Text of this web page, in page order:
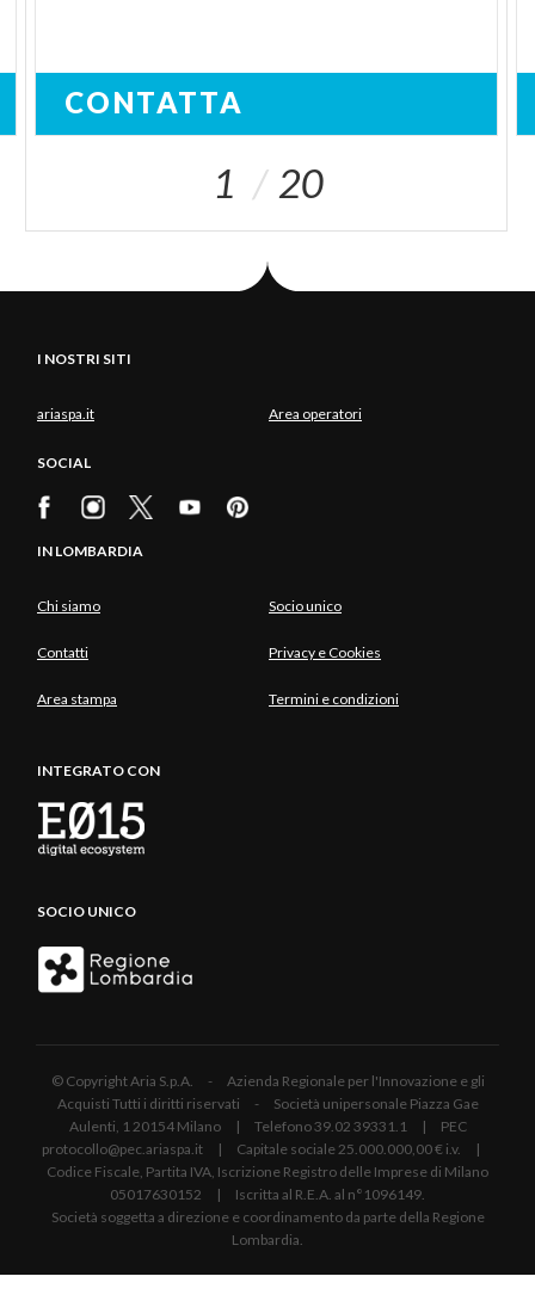
CONTATTA
1 20
I NOSTRI SITI
ariaspa.it Area operatori
SOCIAL
IN LOMBARDIA
Chi siamo Socio unico
Contatti Privacy e Cookies
Area stampa Termini e condizioni
INTEGRATO CON
SOCIO UNICO
© Copyright Aria S.p.A. - Azienda Regionale per l'Innovazione e gli
Acquisti Tutti i diritti riservati - Società unipersonale Piazza Gae
Aulenti, 1 20154 Milano | Telefono 39.02 39331.1 | PEC
protocollo@pec.ariaspa.it | Capitale sociale 25.000.000,00 € i.v. |
Codice Fiscale, Partita IVA, Iscrizione Registro delle Imprese di Milano
05017630152 | Iscritta al R.E.A. al n°1096149.
Società soggetta a direzione e coordinamento da parte della Regione
Lombardia.